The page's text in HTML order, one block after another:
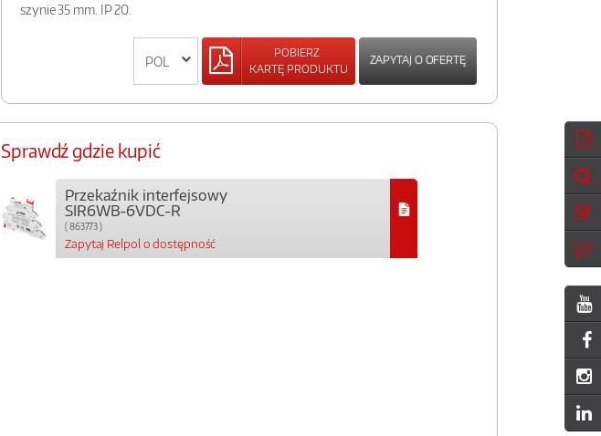
szynie 35 mm. IP 20.
POBIERZ
KARTĘ PRODUKTU
ZAPYTAJ O OFERTĘ
Sprawdź gdzie kupić
Przekaźnik interfejsowy
SIR6WB-6VDC-R
( 863773 )
Zapytaj Relpol o dostępność